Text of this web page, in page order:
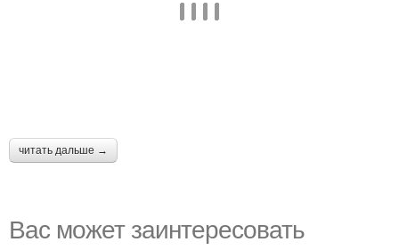
читать дальше →
Вас может заинтересовать